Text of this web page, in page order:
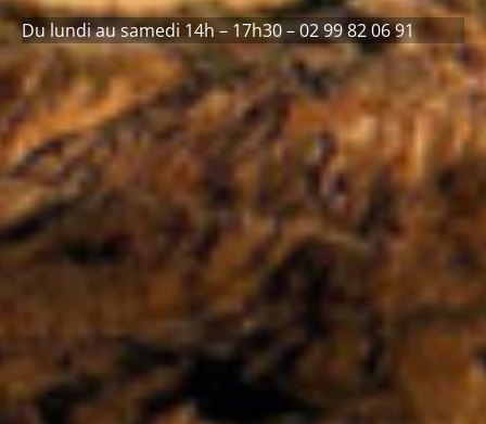
Du lundi au samedi 14h – 17h30 – 02 99 82 06 91